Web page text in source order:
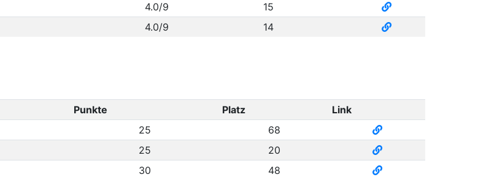
4.0/9
15
4.0/9 14
Punkte Platz
Link
25
68
25
20
30
48